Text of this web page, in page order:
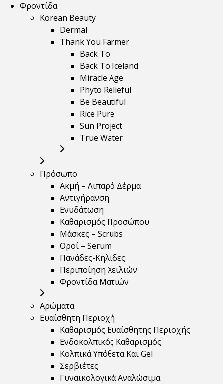
Φροντίδα
Korean Beauty
Dermal
Thank You Farmer
Back To
Back To Iceland
Miracle Age
Phyto Relieful
Be Beautiful
Rice Pure
Sun Project
True Water
Πρόσωπο
Ακμή – Λιπαρό Δέρμα
Αντιγήρανση
Ενυδάτωση
Καθαρισμός Προσώπου
Μάσκες – Scrubs
Οροί – Serum
Πανάδες-Κηλίδες
Περιποίηση Χειλιών
Φροντίδα Ματιών
Αρώματα
Ευαίσθητη Περιοχή
Καθαρισμός Ευαίσθητης Περιοχής
Ενδοκολπικός Καθαρισμός
Κολπικά Υπόθετα Και Gel
Σερβιέτες
Γυναικολογικά Αναλώσιμα